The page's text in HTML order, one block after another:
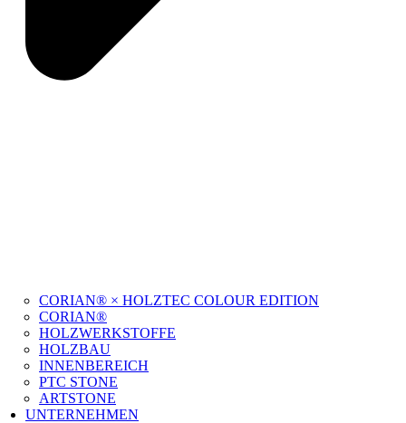
CORIAN® × HOLZTEC COLOUR EDITION
CORIAN®
HOLZWERKSTOFFE
HOLZBAU
INNENBEREICH
PTC STONE
ARTSTONE
UNTERNEHMEN